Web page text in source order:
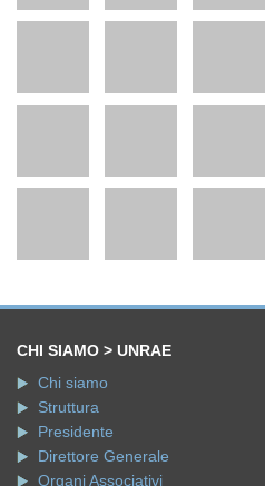
CHI SIAMO > UNRAE
Chi siamo
Struttura
Presidente
Direttore Generale
Organi Associativi